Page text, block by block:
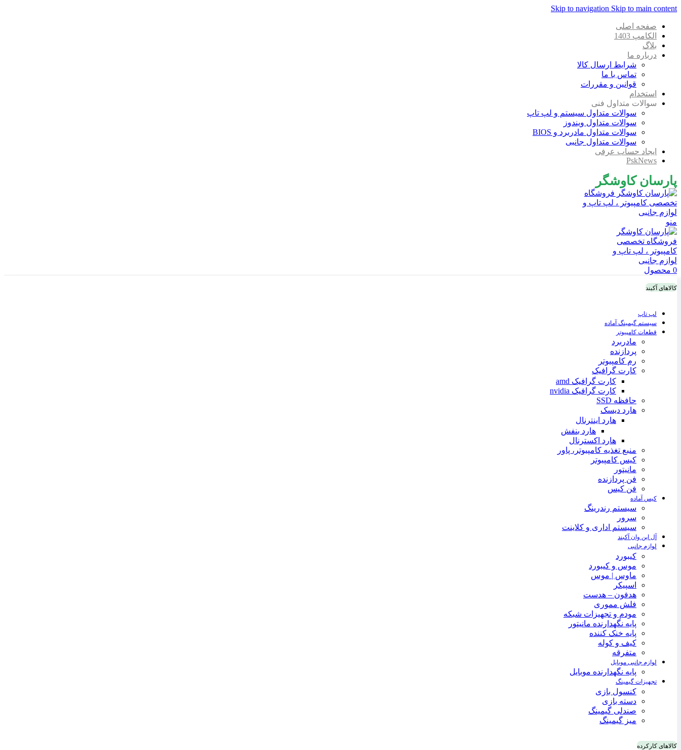
Skip to navigation Skip to main content
صفحه اصلی
الکامپ 1403
بلاگ
درباره ما
شرایط ارسال کالا
تماس با ما
قوانین و مقررات
استخدام
سوالات متداول فنی
سوالات متداول سیستم و لپ تاپ
سوالات متداول ویندوز
سوالات متداول مادربرد و BIOS
سوالات متداول جانبی
ایجاد حساب عرفی
PskNews
پارسان کاوشگر
منو
0 محصول
کالاهای آکبند
لپ تاپ
سیستم گیمینگ آماده
قطعات کامپیوتر
مادربرد
پردازنده
رم کامپیوتر
کارت گرافیک
کارت گرافیک amd
کارت گرافیک nvidia
حافظه SSD
هارد دیسک
هارد اینترنال
هارد بنفش
هارد اکسترنال
منبع تغذیه کامپیوتر، پاور
کیس کامپیوتر
مانیتور
فن پردازنده
فن کیس
کیس آماده
سیستم رندرینگ
سرور
سیستم‌ اداری و کلاینت
آل این وان آکبند
لوازم جانبی
کیبورد
موس و کیبورد
ماوس | موس
اسپیکر
هدفون – هدست
فلش مموری
مودم و تجهیزات شبکه
پایه نگهدارنده مانیتور
پایه خنک کننده
کیف و کوله
متفرقه
لوازم جانبی موبایل
پایه نگهدارنده موبایل
تجهیزات گیمینگ
کنسول بازی
دسته بازی
صندلی گیمینگ
میز گیمینگ
کالاهای کارکرده